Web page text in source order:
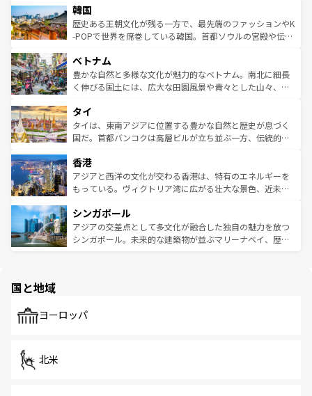
はコンテンツ一覧
いる。アクティビティも充実しており、サーフィンやダイ
ビング、ハイキングなど、アウトドア好きにはたまらな
い。オーストラリアの多彩な魅力を存分に味わいつくそ
参照してほしい。
ン）、静ひつな山岳地帯である台湾東部など、都市の喧騒
と山間の静けさが共存しており、訪れる人に新しい発見と
驚きをもたらしてくれる。また、奥深い台湾の食文化も魅
容にもいいと評判のスイーツなど、バラエティ豊かな料理
が味わえる。 なお、新着の台湾情報は コンテンツ一覧を参
照してほしい。
韓国
歴史ある王朝文化が残る一方で、最先端のファッションやK
-POPで世界を席巻している韓国。首都ソウルの宮殿や伝統
き、地方に足を延ばせば四季折々の自然美を楽しむことが
できる。そして、キムチや焼肉、絶品のストリートフード
まで、さまざまな韓国料理が待っている。夜には、韓国な
リティに包まれながら、韓国の多彩な魅力を心ゆくまで味
わってみてほしい。 なお、新着の韓国情報はコンテンツ一
覧を参照してほしい。
ベトナム
豊かな自然と多様な文化が魅力的なベトナム。南北に細長
く伸びる国土には、広大な田園風景や青々とした山々、世
急速な発展と共に伝統が息づく。ハノイの古い町並みやホ
ーチミン市のフランス統治時代の建物も、独特の雰囲気を
醸し出している。また、バラエティの豊かさとおいしさで
とつ。フォーやバインミー、ベトナムコーヒーなどは、ぜ
ひ現地で味わいたい。どの地域を訪れてもあたたかい人々
が旅行者を迎えてくれるので、きっと忘れられない旅にな
参照してほしい。
タイ
タイは、東南アジアに位置する豊かな自然と歴史が息づく
国だ。首都バンコクは高層ビルが立ち並ぶ一方、伝統的な
の活気が交差している。北部ではチェンマイなどの山岳地
帯で自然と触れ合い、南部ではプーケットやクラビの美し
いビーチでリゾート気分を楽しむことができる。タイ料理
激する。気候は一年中温暖で、どの季節にも異なる楽しみ
が待っている。親しみやすいタイの人々、仏教を中心とし
た文化、そして多様な観光資源が、訪れる旅人を魅了し続
香港
アジアと西洋の文化が交わる香港は、特有のエネルギーを
もっている。ヴィクトリア湾に広がる壮大な景色、近未来
み、どこを訪れても感動するはず。観光スポットが密集し
ており、効率よく見どころを回れるのも魅力。息をのむよ
うな絶景から文化的な体験まで、香港を存分に楽しみ尽く
シンガポール
アジアの交差点として多文化が融合した独自の魅力を放つ
シンガポール。未来的な建築物が並ぶマリーナベイ、歴史
で、ホーカーズは地元の風情を楽しめる外せないスポット
国と地域
ヨーロッパ
北米